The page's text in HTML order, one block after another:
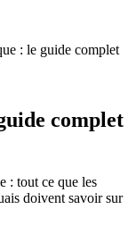
: le guide complet
complet
: tout ce que les
doivent savoir sur